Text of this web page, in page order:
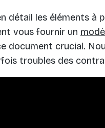
détail les éléments à
vous fournir un
document crucial.
troubles des